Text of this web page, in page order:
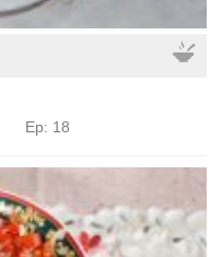
Ep: 18